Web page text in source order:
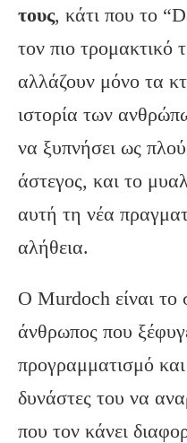
τους, κάτι που το
τον πιο τρομακτικό
αλλάζουν μόνο τα
ιστορία των
να ξυπνήσει ως
άστεγος, και το
αυτή τη νέα
αλήθεια.
Ο Murdoch είναι
άνθρωπος που
προγραμματισμό
δυνάστες του να
που τον κάνει